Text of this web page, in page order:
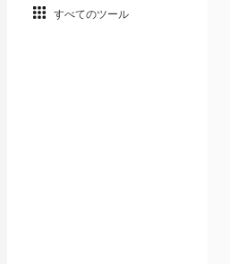
すべてのツール